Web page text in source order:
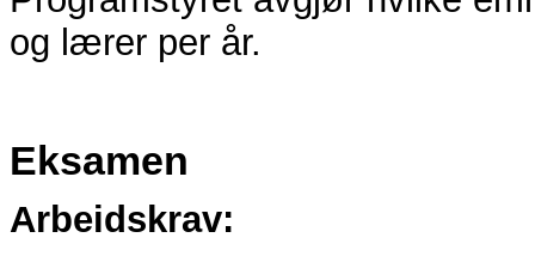
og lærer per år.
Eksamen
Arbeidskrav: